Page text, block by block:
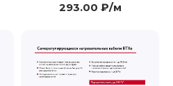
293.00 ₽/м